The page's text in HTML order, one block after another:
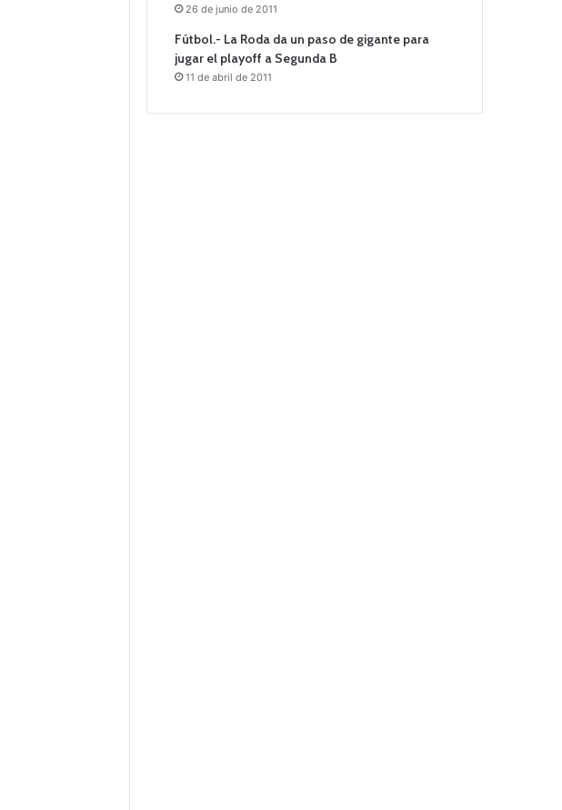
26 de junio de 2011
Fútbol.- La Roda da un paso de gigante para
jugar el playoff a Segunda B
11 de abril de 2011